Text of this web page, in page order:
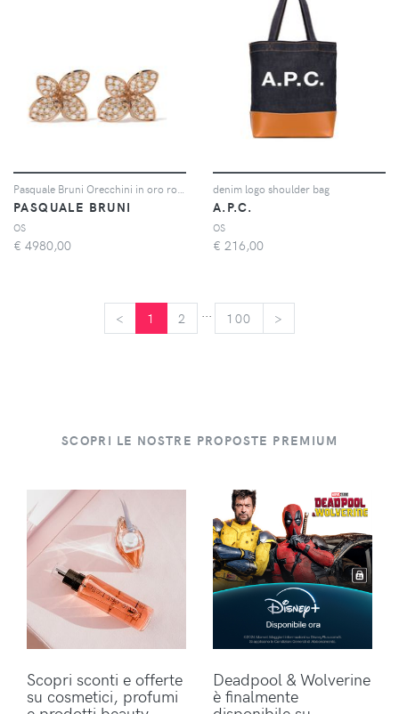
PASQUALE BRUNI
OS
€ 4980,00
denim logo shoulder bag
A.P.C.
OS
€ 216,00
< 1 2 100 >
SCOPRI LE NOSTRE PROPOSTE PREMIUM
Scopri sconti e offerte
su cosmetici, profumi
Deadpool & Wolverine
è finalmente